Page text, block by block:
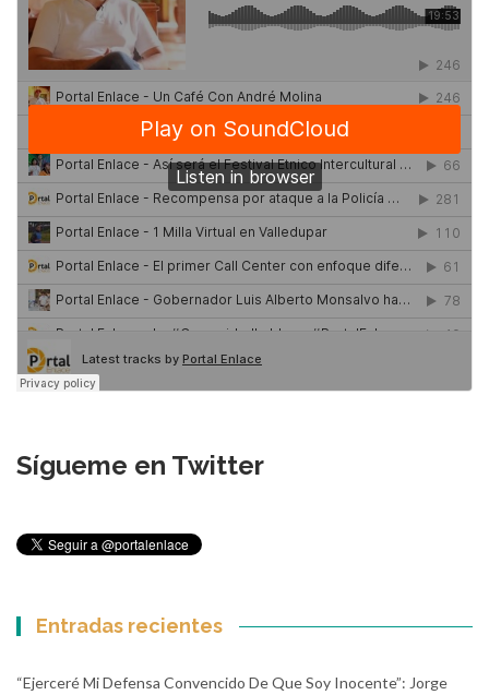
Sígueme en Twitter
Entradas recientes
“Ejerceré Mi Defensa Convencido De Que Soy Inocente”: Jorge